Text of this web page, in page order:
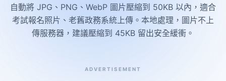
自動將 JPG、PNG、WebP 圖片壓縮到 50KB 以內，適合
考試報名照片、老舊政務系統上傳。本地處理，圖片不上
傳服務器，建議壓縮到 45KB 留出安全緩衝。
ADVERTISEMENT